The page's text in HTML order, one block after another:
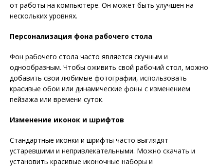
от работы на компьютере. Он может быть улучшен на
нескольких уровнях.
Персонализация фона рабочего стола
Фон рабочего стола часто является скучным и
однообразным. Чтобы оживить свой рабочий стол, можно
добавить свои любимые фотографии, использовать
красивые обои или динамические фоны с изменением
пейзажа или времени суток.
Изменение иконок и шрифтов
Стандартные иконки и шрифты часто выглядят
устаревшими и непривлекательными. Можно скачать и
установить красивые иконочные наборы и